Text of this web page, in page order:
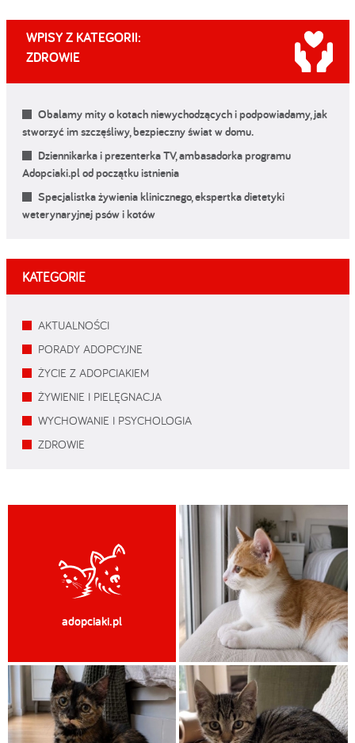
WPISY Z KATEGORII:
ZDROWIE
Obalamy mity o kotach niewychodzących i podpowiadamy, jak
stworzyć im szczęśliwy, bezpieczny świat w domu.
Dziennikarka i prezenterka TV, ambasadorka programu
Adopciaki.pl od początku istnienia
Specjalistka żywienia klinicznego, ekspertka dietetyki
weterynaryjnej psów i kotów
KATEGORIE
AKTUALNOŚCI
PORADY ADOPCYJNE
ŻYCIE Z ADOPCIAKIEM
ŻYWIENIE I PIELĘGNACJA
WYCHOWANIE I PSYCHOLOGIA
ZDROWIE
adopciaki.pl